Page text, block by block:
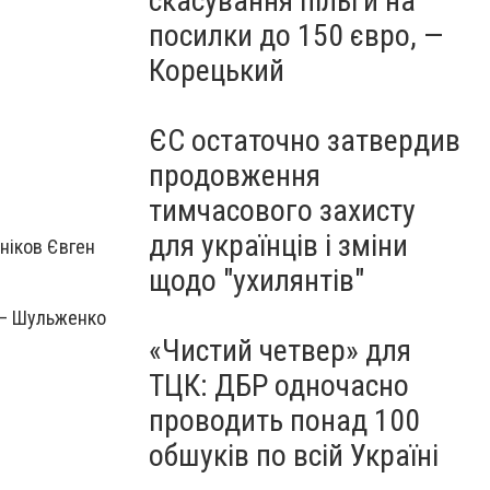
Євген
– Шульженко
посилки до 150 євро, —
Корецький
ЄС остаточно затвердив
продовження
тимчасового захисту
для українців і зміни
щодо "ухилянтів"
«Чистий четвер» для
ТЦК: ДБР одночасно
проводить понад 100
обшуків по всій Україні